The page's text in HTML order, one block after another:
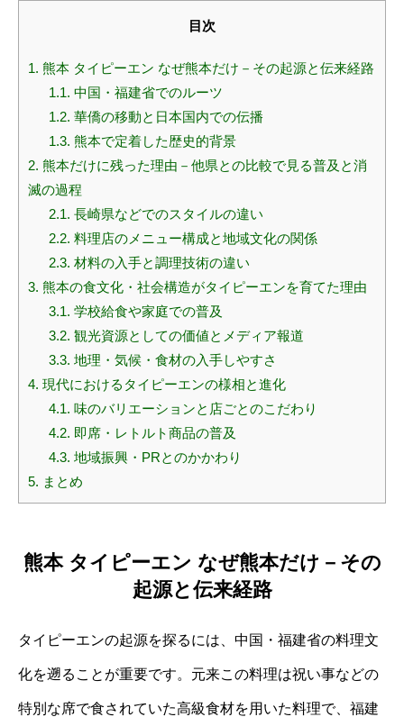
目次
1. 熊本 タイピーエン なぜ熊本だけ－その起源と伝来経路
1.1. 中国・福建省でのルーツ
1.2. 華僑の移動と日本国内での伝播
1.3. 熊本で定着した歴史的背景
2. 熊本だけに残った理由－他県との比較で見る普及と消
滅の過程
2.1. 長崎県などでのスタイルの違い
2.2. 料理店のメニュー構成と地域文化の関係
2.3. 材料の入手と調理技術の違い
3. 熊本の食文化・社会構造がタイピーエンを育てた理由
3.1. 学校給食や家庭での普及
3.2. 観光資源としての価値とメディア報道
3.3. 地理・気候・食材の入手しやすさ
4. 現代におけるタイピーエンの様相と進化
4.1. 味のバリエーションと店ごとのこだわり
4.2. 即席・レトルト商品の普及
4.3. 地域振興・PRとのかかわり
5. まとめ
熊本 タイピーエン なぜ熊本だけ－その
起源と伝来経路
タイピーエンの起源を探るには、中国・福建省の料理文
化を遡ることが重要です。元来この料理は祝い事などの
特別な席で食されていた高級食材を用いた料理で、福建